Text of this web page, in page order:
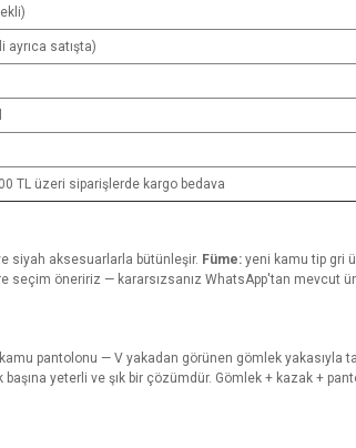
ayrıca satışta)
TL üzeri siparişlerde kargo bedava
siyah aksesuarlarla bütünleşir. Füme: yeni kamu tip gri
seçim öneririz — kararsızsanız WhatsApp'tan mevcut
pantolonu — V yakadan görünen gömlek
başına yeterli ve şık bir çözümdür. Gömlek + kazak +